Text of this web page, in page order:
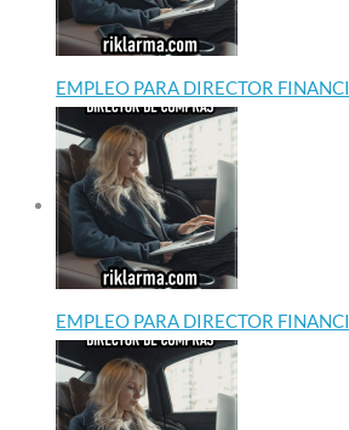
EMPLEO PARA DIRECTOR
EMPLEO PARA DIRECTOR